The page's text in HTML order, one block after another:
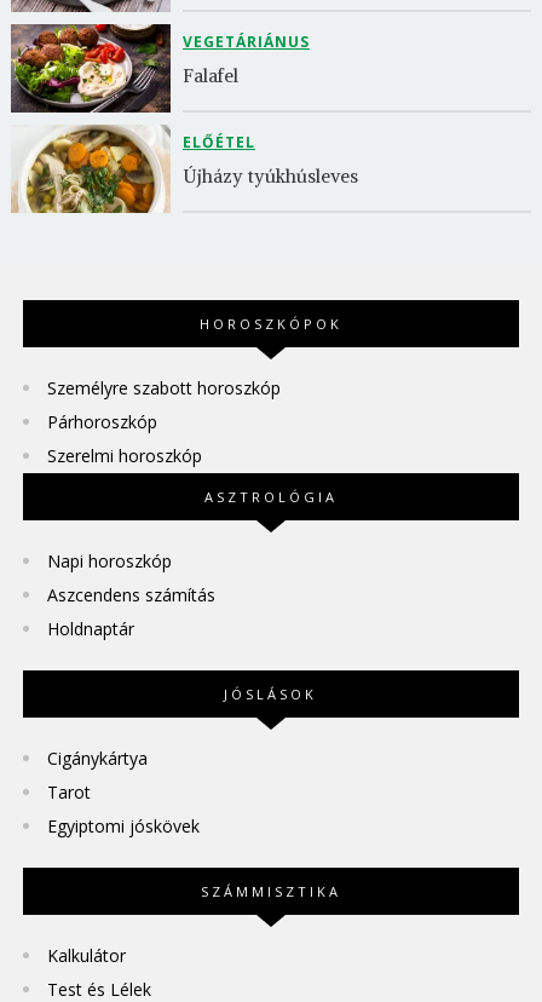
VEGETÁRIÁNUS
Falafel
ELŐÉTEL
Újházy tyúkhúsleves
HOROSZKÓPOK
Személyre szabott horoszkóp
Párhoroszkóp
Szerelmi horoszkóp
ASZTROLÓGIA
Napi horoszkóp
Aszcendens számítás
Holdnaptár
JÓSLÁSOK
Cigánykártya
Tarot
Egyiptomi jóskövek
SZÁMMISZTIKA
Kalkulátor
Test és Lélek